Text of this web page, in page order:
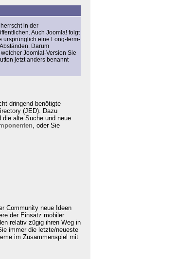
in der
Auch Joomla! folgt
ursprünglich eine Long-term-
Darum
Joomla!-Version Sie
jetzt anders benannt
dringend benötigte
(JED). Dazu
die alte Suche und neue
, oder Sie
Community neue Ideen
der Einsatz mobiler
relativ zügig ihren Weg in
immer die letzte/neueste
im Zusammenspiel mit